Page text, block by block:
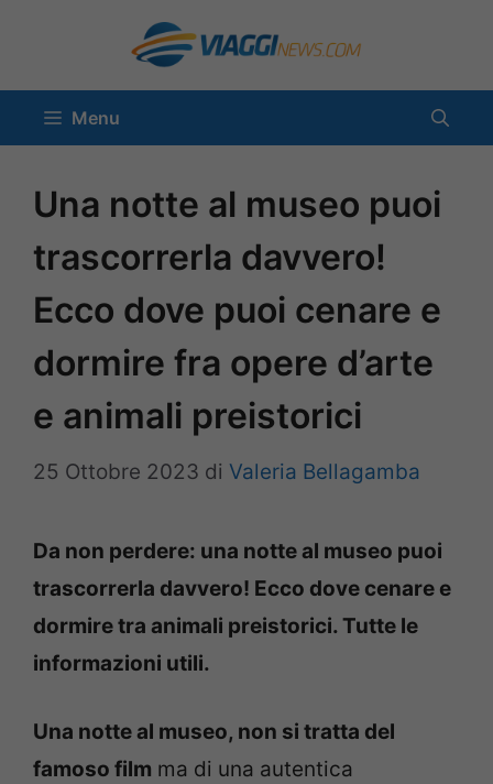
contenuto
Menu
Una notte al museo puoi
trascorrerla davvero!
Ecco dove puoi cenare e
dormire fra opere d’arte
e animali preistorici
25 Ottobre 2023 di Valeria Bellagamba
Da non perdere: una notte al museo puoi
trascorrerla davvero! Ecco dove cenare e
dormire tra animali preistorici. Tutte le
informazioni utili.
Una notte al museo, non si tratta del
famoso film ma di una autentica